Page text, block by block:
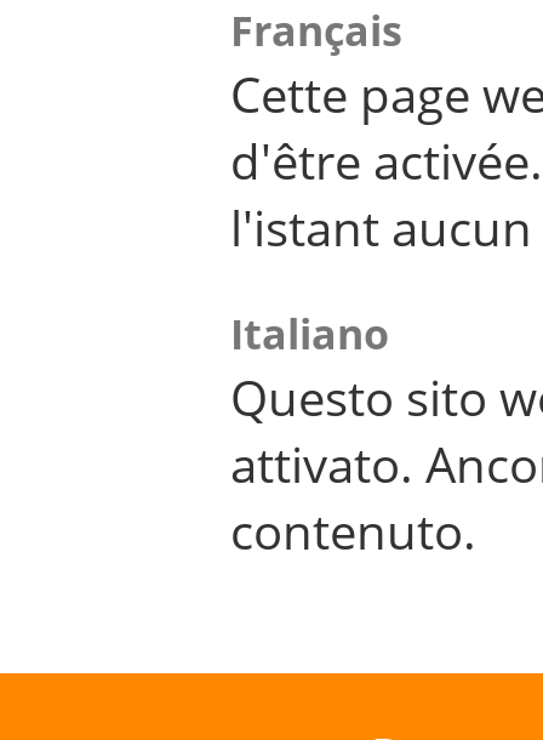
Français
Cette page
d'être
l'istant
Italiano
Questo sito
attivato.
contenuto.